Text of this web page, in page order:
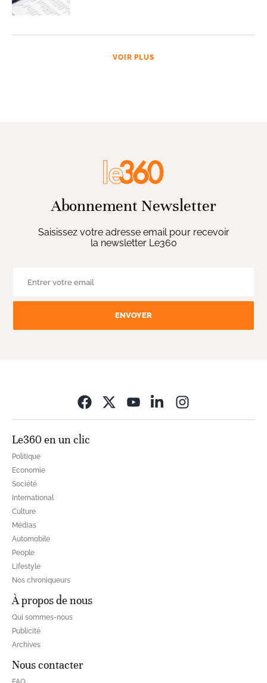
VOIR PLUS
Abonnement Newsletter
Saisissez votre adresse email pour recevoir
la newsletter Le360
ENVOYER
Le360 en un clic
Politique
Economie
Société
International
Culture
Médias
Automobile
People
Lifestyle
Nos chroniqueurs
À propos de nous
Qui sommes-nous
Publicité
Archives
Nous contacter